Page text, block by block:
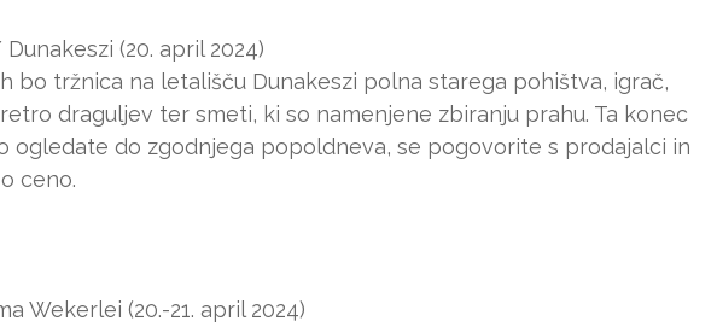
(20. april 2024)
bo tržnica na letališču Dunakeszi polna starega pohištva, igrač,
draguljev ter smeti, ki so namenjene zbiranju prahu. Ta konec
ogledate do zgodnjega popoldneva, se pogovorite s prodajalci in
ceno.
Wekerlei (20.-21. april 2024)